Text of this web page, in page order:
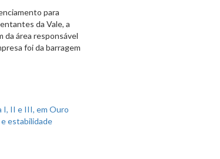
para
da Vale, a
da área responsável
foi da barragem